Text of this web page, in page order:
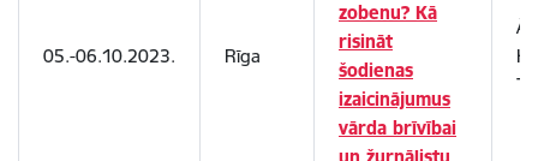
05.-06.10.2023. Rīga
zobenu? Kā
risināt
šodienas
izaicinājumus
vārda brīvībai